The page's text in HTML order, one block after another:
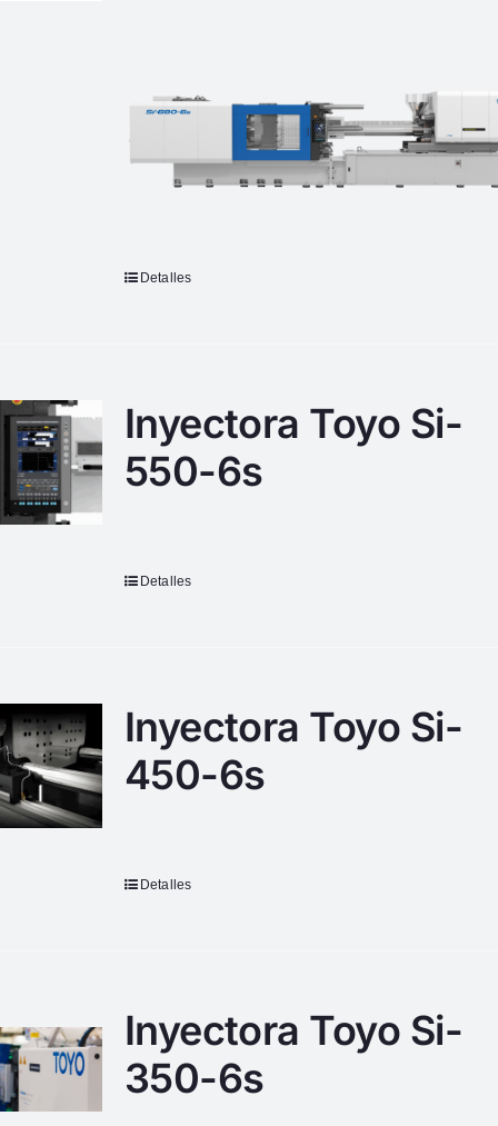
Detalles
Inyectora Toyo Si-
550-6s
Detalles
Inyectora Toyo Si-
450-6s
Detalles
Inyectora Toyo Si-
350-6s